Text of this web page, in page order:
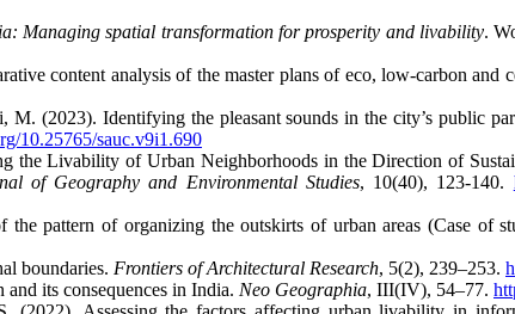
Managing spatial transformation for prosperity and livability.
content analysis of the master plans of eco, low-carbon and
(2023). Identifying the pleasant sounds in the city’s public
10.25765/sauc.v9i1.690
the Livability of Urban Neighborhoods in the Direction of
of Geography and Environmental Studies, 10(40), 123-140.
pattern of organizing the outskirts of urban areas (Case of
boundaries. Frontiers of Architectural Research, 5(2), 239–253.
its consequences in India. Neo Geographia, III(IV), 54–77.